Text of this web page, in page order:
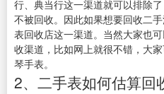
行、典当行这一渠道就可以排除
不被回收。因此如果想要回收二
表回收店这一渠道。当然大家也
收渠道，比如网上就很不错，大
琴手表。
2、二手表如何估算回